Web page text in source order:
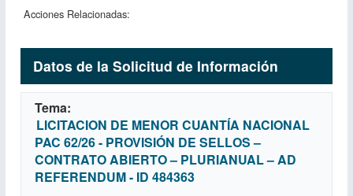
Acciones Relacionadas:
Datos de la Solicitud de Información
Tema
LICITACION DE MENOR CUANTÍA NACIONAL
PAC 62/26 - PROVISIÓN DE SELLOS –
CONTRATO ABIERTO – PLURIANUAL – AD
REFERENDUM - ID 484363